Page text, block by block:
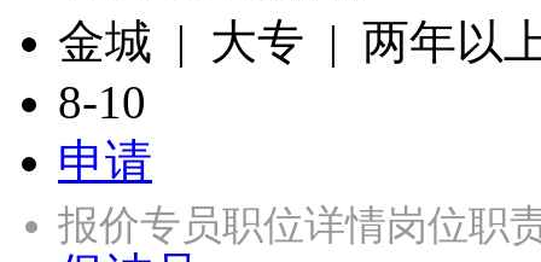
金城 | 大专 | 两年以
8-10
申请
报价专员职位详情岗位职